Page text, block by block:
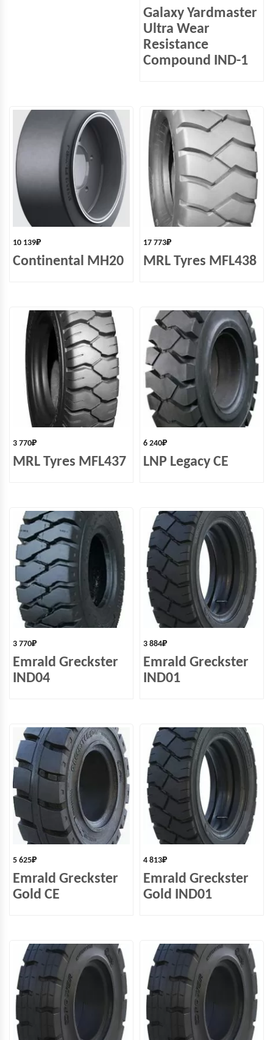
Galaxy Yardmaster
Ultra Wear
Resistance
Compound IND-1
10 139₽
Continental MH20
17 773₽
MRL Tyres MFL438
3 770₽
MRL Tyres MFL437
6 240₽
LNP Legacy СЕ
3 770₽
Emrald Greckster
IND04
3 884₽
Emrald Greckster
IND01
5 625₽
Emrald Greckster
Gold СЕ
4 813₽
Emrald Greckster
Gold IND01